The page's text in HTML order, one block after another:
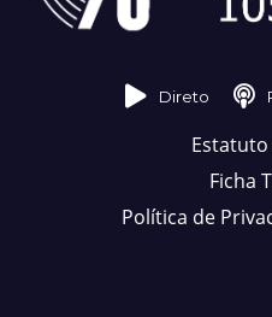
Direto
Ficha
Política de